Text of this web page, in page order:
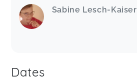
Sabine Lesch-Kaiser
Dates